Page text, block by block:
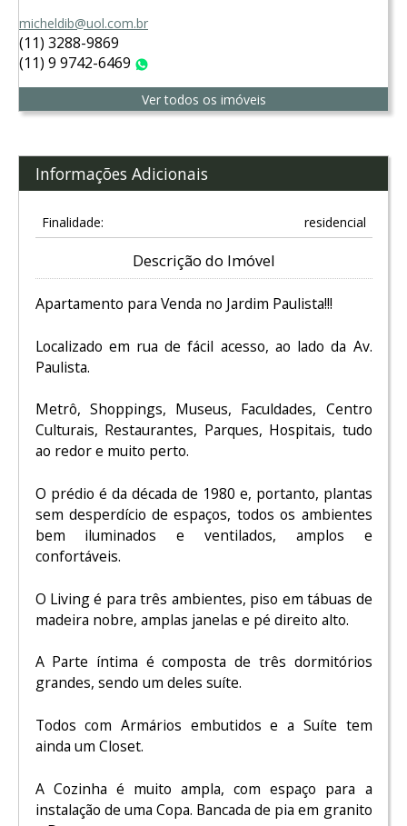
micheldib@uol.com.br
(11) 3288-9869
(11) 9 9742-6469
Ver todos os imóveis
Informações Adicionais
Finalidade: residencial
Descrição do Imóvel
Apartamento para Venda no Jardim Paulista!!!
Localizado em rua de fácil acesso, ao lado da Av.
Paulista.
Metrô, Shoppings, Museus, Faculdades, Centro
Culturais, Restaurantes, Parques, Hospitais, tudo
ao redor e muito perto.
O prédio é da década de 1980 e, portanto, plantas
sem desperdício de espaços, todos os ambientes
bem iluminados e ventilados, amplos e
confortáveis.
O Living é para três ambientes, piso em tábuas de
madeira nobre, amplas janelas e pé direito alto.
A Parte íntima é composta de três dormitórios
grandes, sendo um deles suíte.
Todos com Armários embutidos e a Suíte tem
ainda um Closet.
A Cozinha é muito ampla, com espaço para a
instalação de uma Copa. Bancada de pia em granito